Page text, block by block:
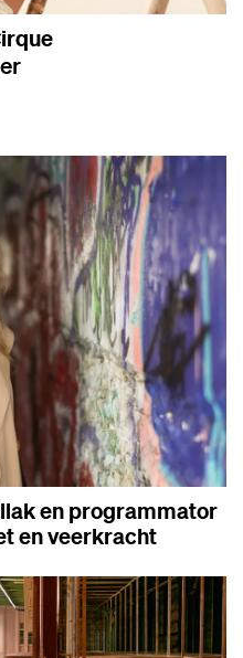
en programmator
en veerkracht